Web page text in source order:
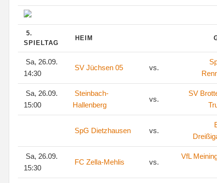
5.
SPIELTAG
HEIM
Sa, 26.09.
14:30
SV Jüchsen 05 vs.
Sa, 26.09.
15:00
Steinbach-
Hallenberg
vs.
SV
SpG Dietzhausen vs.
Sa, 26.09.
15:30
FC Zella-Mehlis vs.
VfL